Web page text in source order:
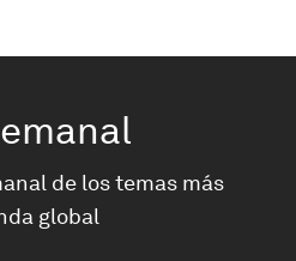
de los temas más
global